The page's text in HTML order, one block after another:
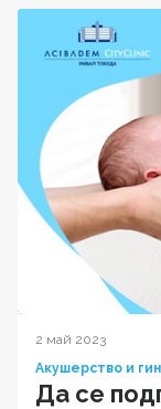
2 май 2023
Акушерство и
Да се